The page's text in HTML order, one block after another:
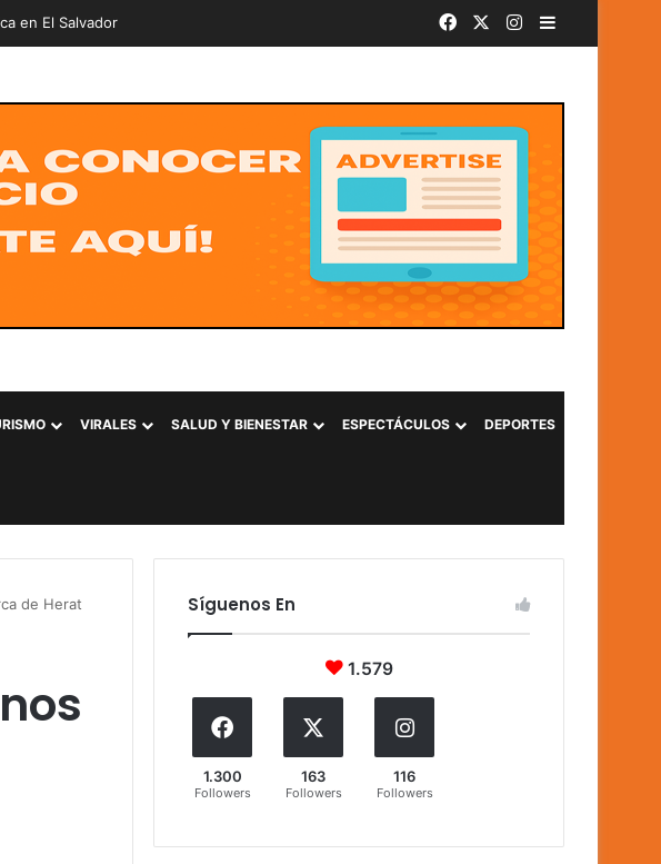
FacebookInstagram
Barra lateral
VIRALES SALUD Y BIENESTAR ESPECTÁCULOS DEPORTES
de Herat Síguenos En
1.579
1.300
Followers
163
Followers
116
Followers